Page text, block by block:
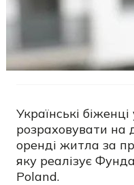
Українські
розраховувати на
оренді житла за
яку реалізує
Poland.